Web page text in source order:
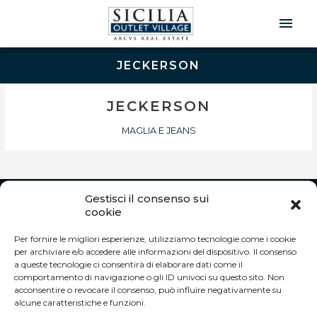
Gestisci il consenso sui
cookie
Per fornire le migliori esperienze, utilizziamo tecnologie come i cookie
per archiviare e/o accedere alle informazioni del dispositivo. Il consenso
a queste tecnologie ci consentirà di elaborare dati come il
comportamento di navigazione o gli ID univoci su questo sito. Non
acconsentire o revocare il consenso, può influire negativamente su
alcune caratteristiche e funzioni.
JECKERSON
JECKERSON
MAGLIA E JEANS
Uscita Dittaino Outlet – 94011 Agira (EN)
Tel. +39 0935 950040
info@siciliaoutletvillage.com
ORARI DI APERTURA: